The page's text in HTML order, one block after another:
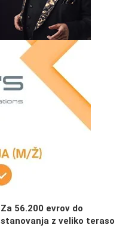
Za 56.200 evrov do
stanovanja z veliko teraso